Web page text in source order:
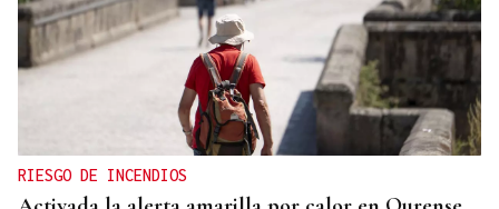
RIESGO DE INCENDIOS